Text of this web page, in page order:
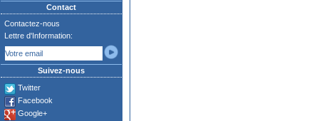
Contact
Contactez-nous
Lettre d'Information:
Suivez-nous
Twitter
Facebook
Google+